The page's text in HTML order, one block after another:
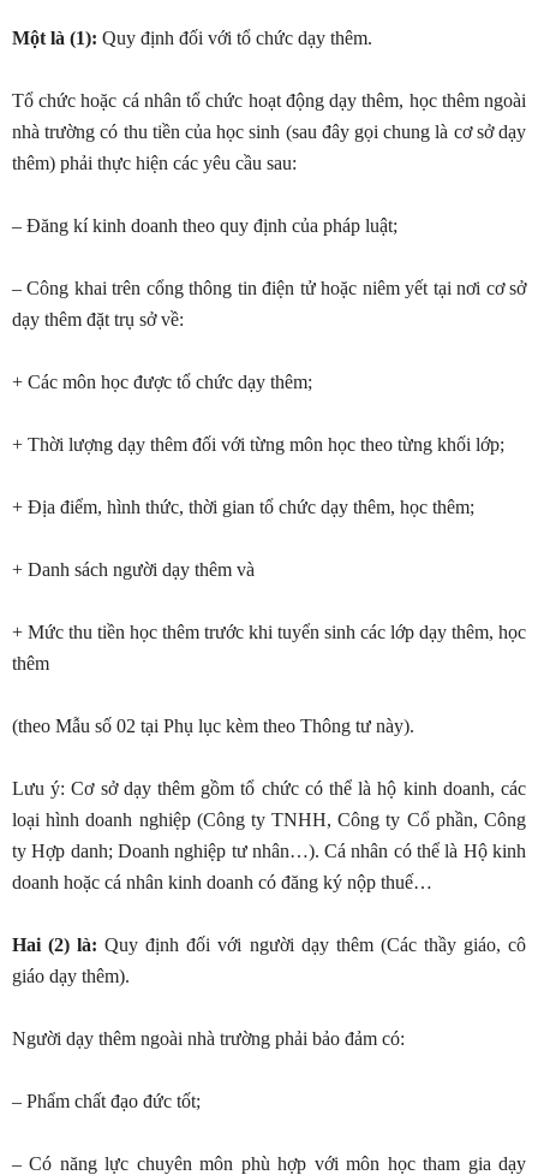
Một là (1): Quy định đối với tổ chức dạy thêm.
Tổ chức hoặc cá nhân tổ chức hoạt động dạy thêm, học thêm ngoài
nhà trường có thu tiền của học sinh (sau đây gọi chung là cơ sở dạy
thêm) phải thực hiện các yêu cầu sau:
– Đăng kí kinh doanh theo quy định của pháp luật;
– Công khai trên cổng thông tin điện tử hoặc niêm yết tại nơi cơ sở
dạy thêm đặt trụ sở về:
+ Các môn học được tổ chức dạy thêm;
+ Thời lượng dạy thêm đối với từng môn học theo từng khối lớp;
+ Địa điểm, hình thức, thời gian tổ chức dạy thêm, học thêm;
+ Danh sách người dạy thêm và
+ Mức thu tiền học thêm trước khi tuyển sinh các lớp dạy thêm, học
thêm
(theo Mẫu số 02 tại Phụ lục kèm theo Thông tư này).
Lưu ý: Cơ sở dạy thêm gồm tổ chức có thể là hộ kinh doanh, các
loại hình doanh nghiệp (Công ty TNHH, Công ty Cổ phần, Công
ty Hợp danh; Doanh nghiệp tư nhân…). Cá nhân có thể là Hộ kinh
doanh hoặc cá nhân kinh doanh có đăng ký nộp thuế…
Hai (2) là: Quy định đối với người dạy thêm (Các thầy giáo, cô
giáo dạy thêm).
Người dạy thêm ngoài nhà trường phải bảo đảm có:
– Phẩm chất đạo đức tốt;
– Có năng lực chuyên môn phù hợp với môn học tham gia dạy